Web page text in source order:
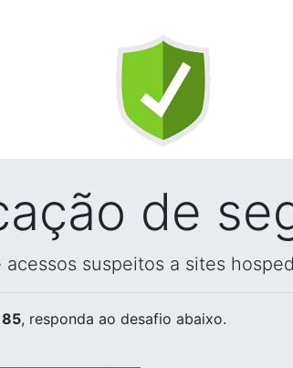
de
suspeitos a sites
, responda ao desafio abaixo.